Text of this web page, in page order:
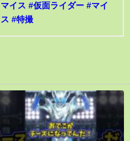
マイス #仮面ライダー #マイ
ス #特撮